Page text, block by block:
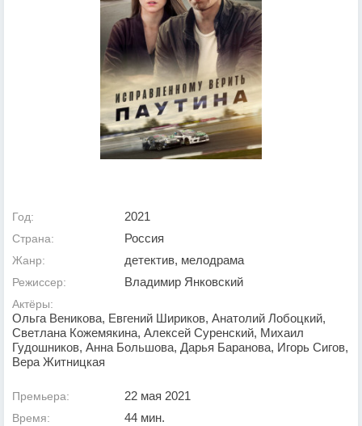
Год: 2021
Страна: Россия
Жанр: детектив, мелодрама
Режиссер: Владимир Янковский
Актёры:
Ольга Веникова, Евгений Шириков, Анатолий Лобоцкий,
Светлана Кожемякина, Алексей Суренский, Михаил
Гудошников, Анна Большова, Дарья Баранова, Игорь Сигов,
Вера Житницкая
Премьера: 22 мая 2021
Время: 44 мин.